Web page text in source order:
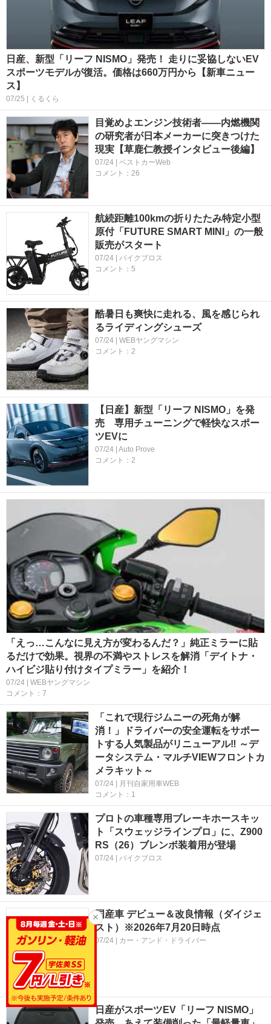
日産、新型「リーフ NISMO」発売！ 走りに妥協しないEV
スポーツモデルが復活。価格は660万円から【新車ニュー
ス】
07/25 | くるくら
目覚めよエンジン技術者――内燃機関
の研究者が日本メーカーに突きつけた
現実【草鹿仁教授インタビュー後編】
07/24 | ベストカーWeb
コメント：26
航続距離100kmの折りたたみ特定小型
原付「FUTURE SMART MINI」の一般
販売がスタート
07/24 | バイクブロス
コメント：5
酷暑日も爽快に走れる、風を感じられ
るライディングシューズ
07/24 | WEBヤングマシン
コメント：2
【日産】新型「リーフ NISMO」を発
売 専用チューニングで軽快なスポー
ツEVに
07/24 | Auto Prove
コメント：2
「えっ…こんなに見え方が変わるんだ？」純正ミラーに貼
るだけで効果。視界の不満やストレスを解消「デイトナ・
ハイビジ貼り付けタイプミラー」を紹介！
07/24 | WEBヤングマシン
コメント：7
「これで現行ジムニーの死角が解
消！」ドライバーの安全運転をサポー
トする人気製品がリニューアル‼︎ ～デ
ータシステム・マルチVIEWフロントカ
メラキット～
07/24 | 月刊自家用車WEB
コメント：1
プロトの車種専用ブレーキホースキッ
ト「スウェッジラインプロ」に、Z900
RS（26）ブレンボ装着用が登場
07/24 | バイクブロス
国産車 デビュー＆改良情報（ダイジェ
スト）※2026年7月20日時点
07/24 | カー・アンド・ドライバー
日産がスポーツEV「リーフ NISMO」